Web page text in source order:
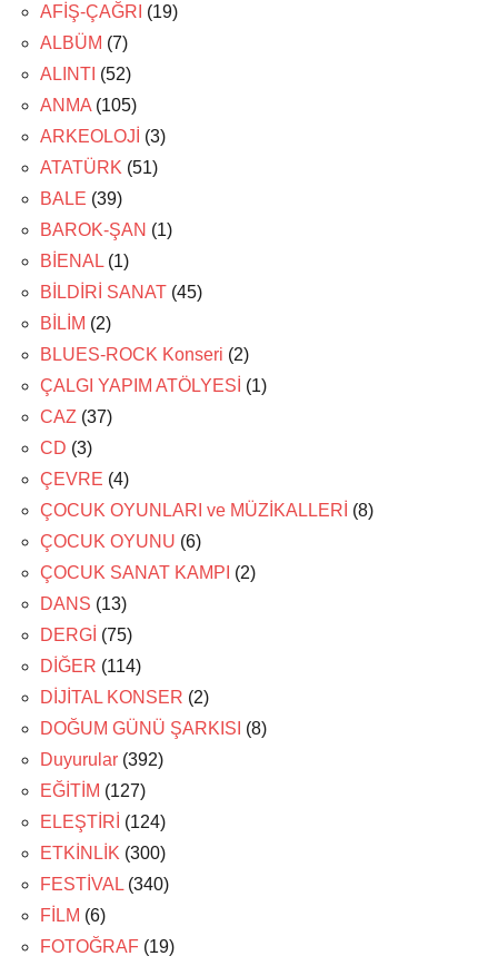
AFİŞ-ÇAĞRI (19)
ALBÜM (7)
ALINTI (52)
ANMA (105)
ARKEOLOJİ (3)
ATATÜRK (51)
BALE (39)
BAROK-ŞAN (1)
BİENAL (1)
BİLDİRİ SANAT (45)
BİLİM (2)
BLUES-ROCK Konseri (2)
ÇALGI YAPIM ATÖLYESİ (1)
CAZ (37)
CD (3)
ÇEVRE (4)
ÇOCUK OYUNLARI ve MÜZİKALLERİ (8)
ÇOCUK OYUNU (6)
ÇOCUK SANAT KAMPI (2)
DANS (13)
DERGİ (75)
DİĞER (114)
DİJİTAL KONSER (2)
DOĞUM GÜNÜ ŞARKISI (8)
Duyurular (392)
EĞİTİM (127)
ELEŞTİRİ (124)
ETKİNLİK (300)
FESTİVAL (340)
FİLM (6)
FOTOĞRAF (19)